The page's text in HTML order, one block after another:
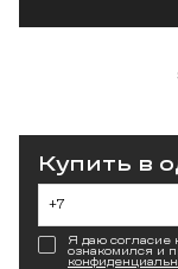
Купить в
Я даю согласие
ознакомился и